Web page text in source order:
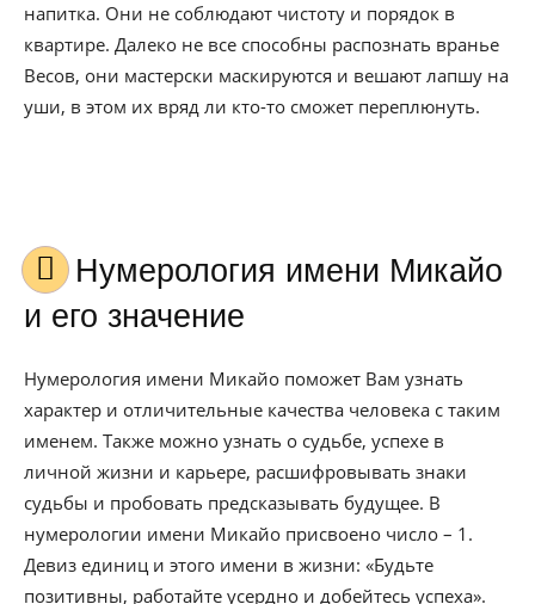
напитка. Они не соблюдают чистоту и порядок в
квартире. Далеко не все способны распознать вранье
Весов, они мастерски маскируются и вешают лапшу на
уши, в этом их вряд ли кто-то сможет переплюнуть.
Нумерология имени Микайо
и его значение
Нумерология имени Микайо поможет Вам узнать
характер и отличительные качества человека с таким
именем. Также можно узнать о судьбе, успехе в
личной жизни и карьере, расшифровывать знаки
судьбы и пробовать предсказывать будущее. В
нумерологии имени Микайо присвоено число – 1.
Девиз единиц и этого имени в жизни: «Будьте
позитивны, работайте усердно и добейтесь успеха».